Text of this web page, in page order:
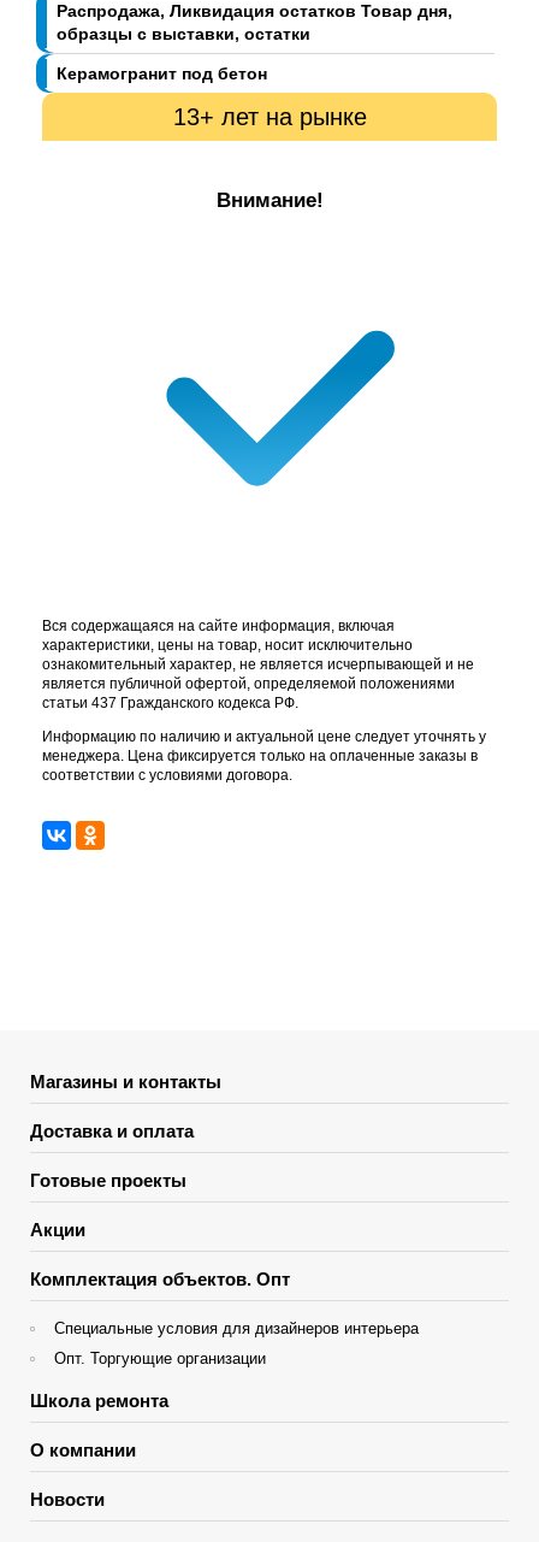
Распродажа, Ликвидация остатков Товар дня,
образцы с выставки, остатки
Керамогранит под бетон
13+ лет на рынке
Внимание!
Вся содержащаяся на сайте информация, включая
характеристики, цены на товар, носит исключительно
ознакомительный характер, не является исчерпывающей и не
является публичной офертой, определяемой положениями
статьи 437 Гражданского кодекса РФ.
Информацию по наличию и актуальной цене следует уточнять у
менеджера. Цена фиксируется только на оплаченные заказы в
соответствии с условиями договора.
Магазины и контакты
Доставка и оплата
Готовые проекты
Акции
Комплектация объектов. Опт
Специальные условия для дизайнеров интерьера
Опт. Торгующие организации
Школа ремонта
О компании
Новости